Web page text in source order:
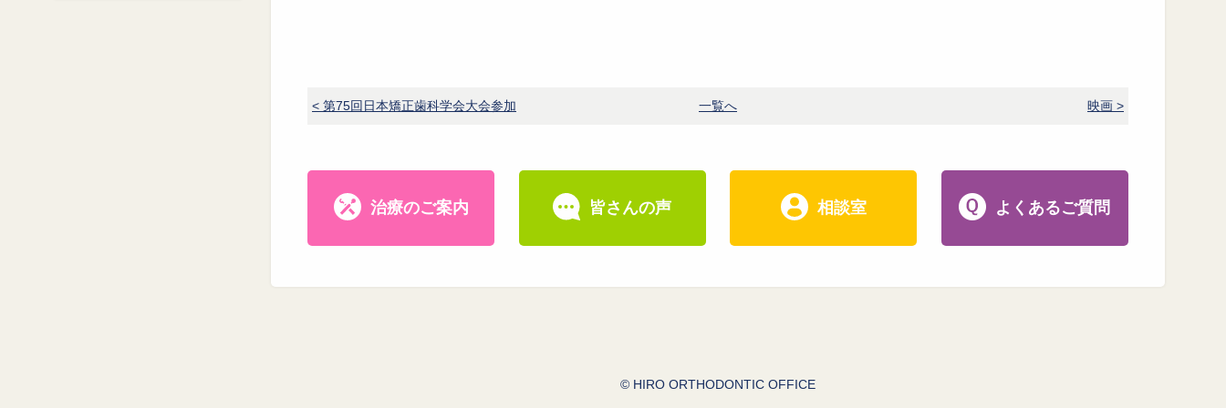
< 第75回日本矯正歯科学会大会参加 一覧へ 映画 >
治療のご案内 皆さんの声 相談室 よくあるご質問
© HIRO ORTHODONTIC OFFICE